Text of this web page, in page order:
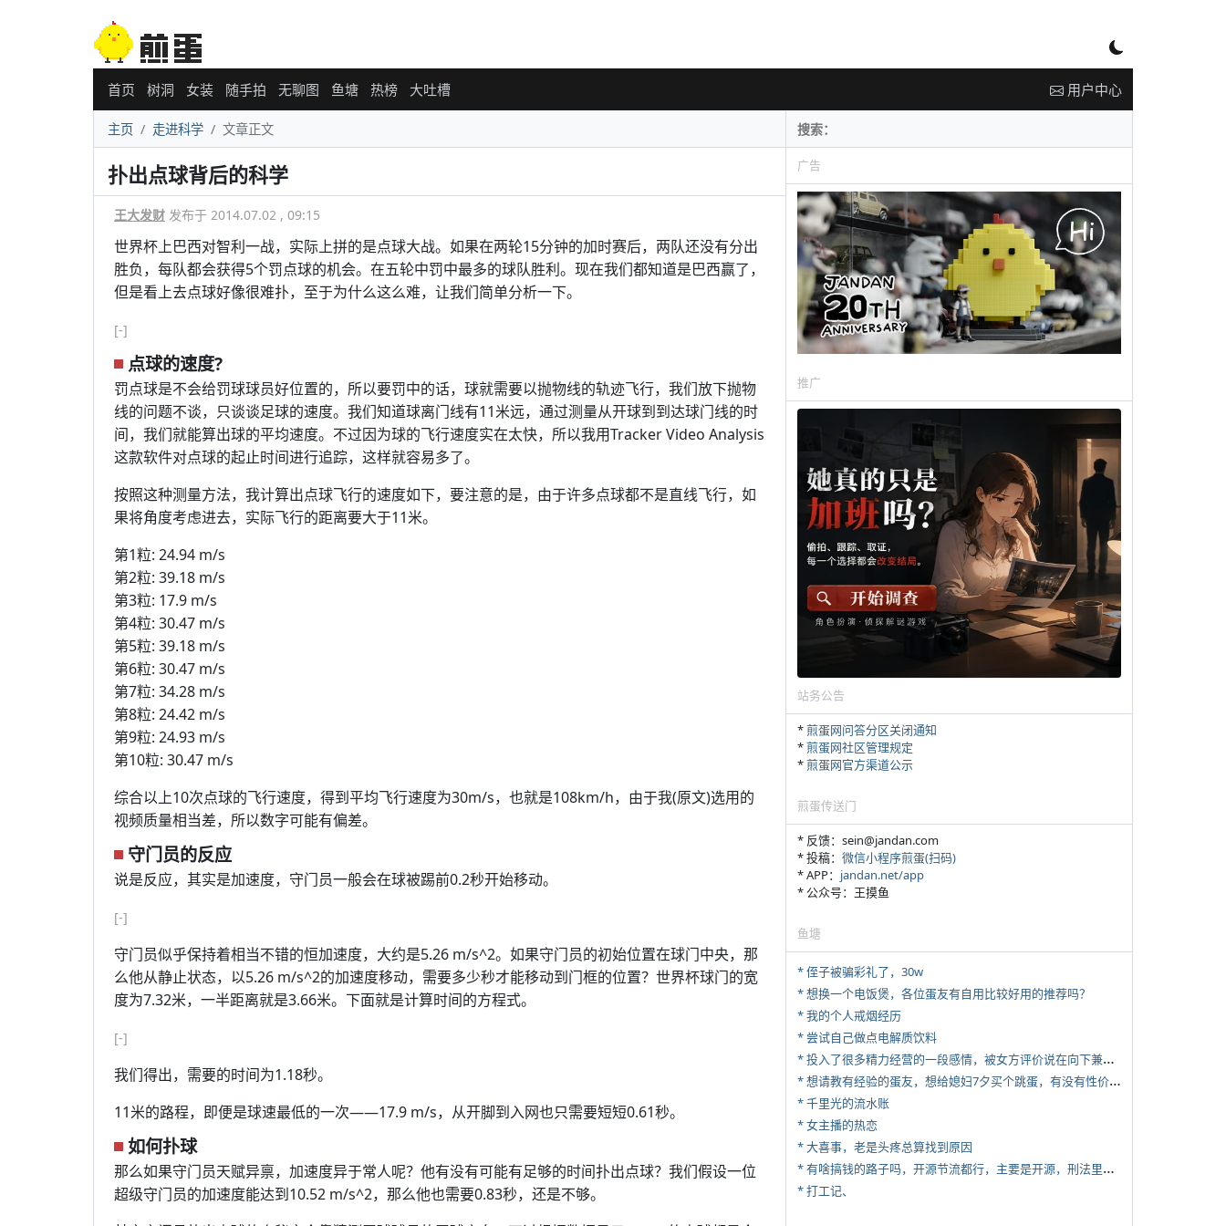
首页 树洞 女装 随手拍 无聊图 鱼塘 热榜 大吐槽 用户中心
主页 走进科学 文章正文
扑出点球背后的科学
王大发财 发布于 2014.07.02 , 09:15
世界杯上巴西对智利一战，实际上拼的是点球大战。如果在两轮15分钟的加时赛后，两队还没有分出
胜负，每队都会获得5个罚点球的机会。在五轮中罚中最多的球队胜利。现在我们都知道是巴西赢了，
但是看上去点球好像很难扑，至于为什么这么难，让我们简单分析一下。
[-]
点球的速度?
罚点球是不会给罚球球员好位置的，所以要罚中的话，球就需要以抛物线的轨迹飞行，我们放下抛物
线的问题不谈，只谈谈足球的速度。我们知道球离门线有11米远，通过测量从开球到到达球门线的时
间，我们就能算出球的平均速度。不过因为球的飞行速度实在太快，所以我用Tracker Video Analysis
这款软件对点球的起止时间进行追踪，这样就容易多了。
按照这种测量方法，我计算出点球飞行的速度如下，要注意的是，由于许多点球都不是直线飞行，如
果将角度考虑进去，实际飞行的距离要大于11米。
第1粒: 24.94 m/s
第2粒: 39.18 m/s
第3粒: 17.9 m/s
第4粒: 30.47 m/s
第5粒: 39.18 m/s
第6粒: 30.47 m/s
第7粒: 34.28 m/s
第8粒: 24.42 m/s
第9粒: 24.93 m/s
第10粒: 30.47 m/s
综合以上10次点球的飞行速度，得到平均飞行速度为30m/s，也就是108km/h，由于我(原文)选用的
视频质量相当差，所以数字可能有偏差。
守门员的反应
说是反应，其实是加速度，守门员一般会在球被踢前0.2秒开始移动。
[-]
守门员似乎保持着相当不错的恒加速度，大约是5.26 m/s^2。如果守门员的初始位置在球门中央，那
么他从静止状态，以5.26 m/s^2的加速度移动，需要多少秒才能移动到门框的位置？世界杯球门的宽
度为7.32米，一半距离就是3.66米。下面就是计算时间的方程式。
[-]
我们得出，需要的时间为1.18秒。
11米的路程，即便是球速最低的一次——17.9 m/s，从开脚到入网也只需要短短0.61秒。
如何扑球
那么如果守门员天赋异禀，加速度异于常人呢？他有没有可能有足够的时间扑出点球？我们假设一位
超级守门员的加速度能达到10.52 m/s^2，那么他也需要0.83秒，还是不够。
广告
推广
站务公告
*煎蛋网问答分区关闭通知
*煎蛋网社区管理规定
*煎蛋网官方渠道公示
煎蛋传送门
* 反馈：sein@jandan.com
* 投稿： 微信小程序煎蛋(扫码)
* APP： jandan.net/app
* 公众号：王摸鱼
鱼塘
* 侄子被骗彩礼了，30w
* 想换一个电饭煲，各位蛋友有自用比较好用的推荐吗？
* 我的个人戒烟经历
* 尝试自己做点电解质饮料
*
投入了很多精力经营的一段感情，被女方评价说在向下兼容我，感觉有点破防
*
想请教有经验的蛋友，想给媳妇7夕买个跳蛋，有没有性价比高的推荐
* 千里光的流水账
* 女主播的热恋
* 大喜事，老是头疼总算找到原因
*
有啥搞钱的路子吗，开源节流都行，主要是开源，刑法里的咱不做
* 打工记、